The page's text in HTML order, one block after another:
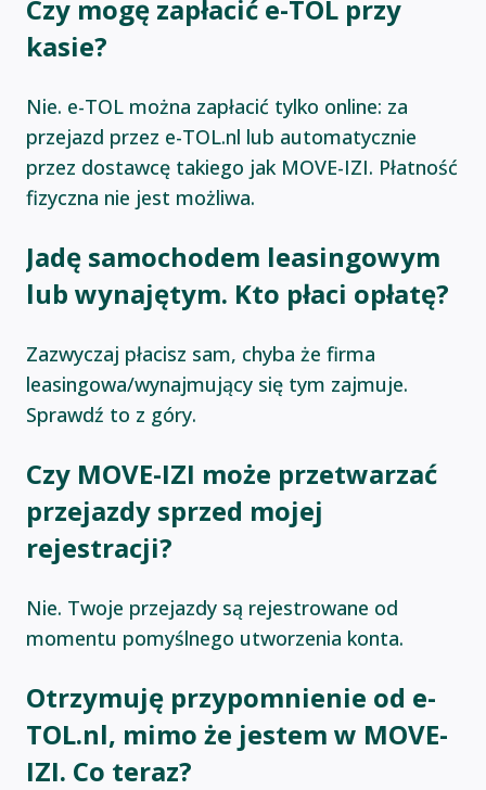
Czy mogę zapłacić e-TOL przy
kasie?
Nie. e-TOL można zapłacić tylko online: za
przejazd przez e-TOL.nl lub automatycznie
przez dostawcę takiego jak MOVE-IZI. Płatność
fizyczna nie jest możliwa.
Jadę samochodem leasingowym
lub wynajętym. Kto płaci opłatę?
Zazwyczaj płacisz sam, chyba że firma
leasingowa/wynajmujący się tym zajmuje.
Sprawdź to z góry.
Czy MOVE-IZI może przetwarzać
przejazdy sprzed mojej
rejestracji?
Nie. Twoje przejazdy są rejestrowane od
momentu pomyślnego utworzenia konta.
Otrzymuję przypomnienie od e-
TOL.nl, mimo że jestem w MOVE-
IZI. Co teraz?